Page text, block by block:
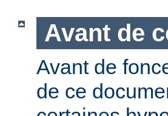
Avant de
Avant de
de ce